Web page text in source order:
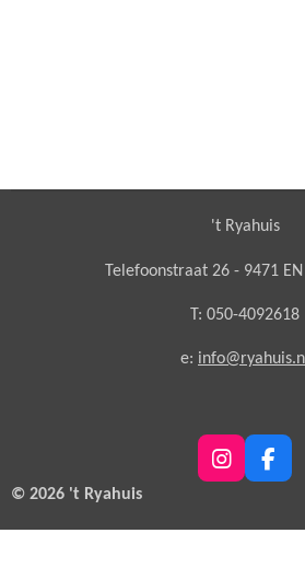
't Ryahuis
Telefoonstraat 26 - 9471
T: 050-4092618
e:
I
n
t
F
a
e
© 2026 't Ryahuis